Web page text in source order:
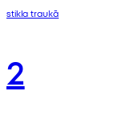
stikla traukā
2